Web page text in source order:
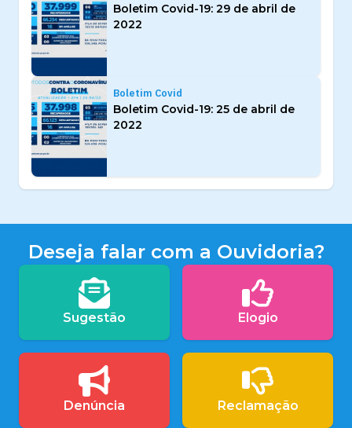
Boletim Covid-19: 29 de abril de
2022
Boletim Covid
Boletim Covid-19: 25 de abril de
2022
Deseja falar com a Ouvidoria?
Sugestão Elogio
Denúncia Reclamação